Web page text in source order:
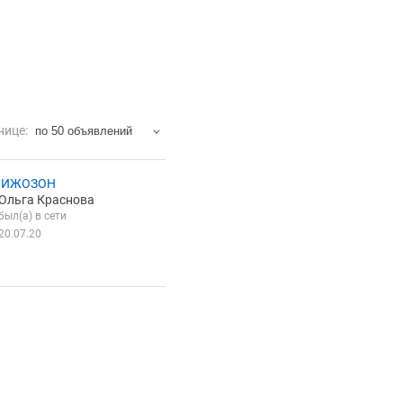
по 50 объявлений
Краснова
в сети